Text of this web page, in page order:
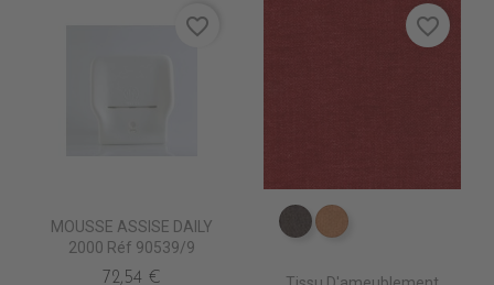
MOUSSE ASSISE DAILY
2000 Réf 90539/9
72,54 €
favorite_border
ES3514 Bistre
ES3516 Fauve
favorite_border